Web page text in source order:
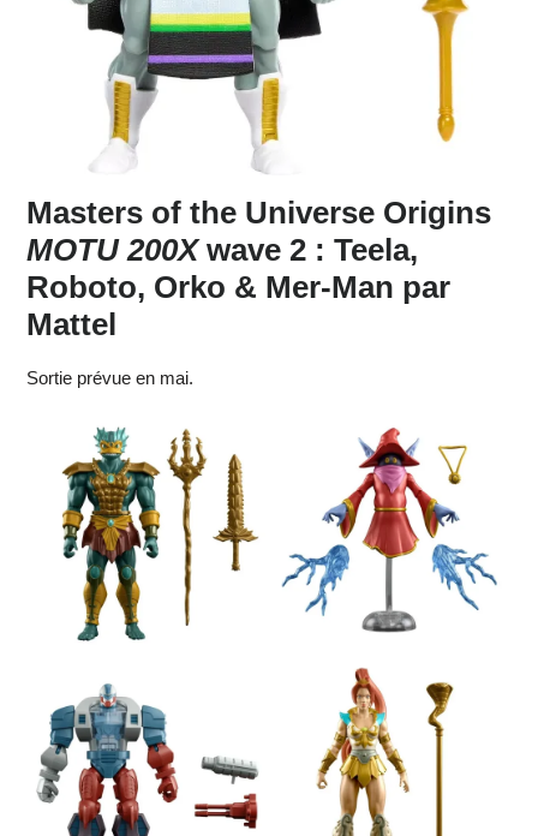
Masters of the Universe Origins
MOTU 200Xwave 2 : Teela,
Roboto, Orko & Mer-Man par
Mattel
Sortie prévue en mai.